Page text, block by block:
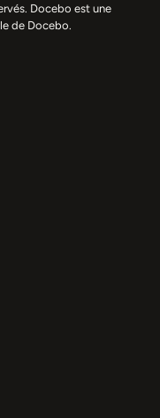
Docebo est une
de Docebo.